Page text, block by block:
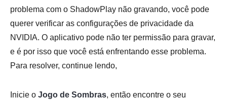
problema com o ShadowPlay não gravando, você pode
querer verificar as configurações de privacidade da
NVIDIA. O aplicativo pode não ter permissão para gravar,
e é por isso que você está enfrentando esse problema.
Para resolver, continue lendo,
Inicie o Jogo de Sombras, então encontre o seu